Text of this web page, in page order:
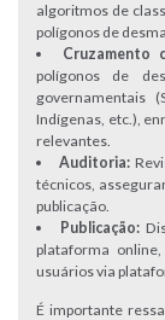
algoritmos de
polígonos de
Cruzamento
polígonos de
governamentais
Indígenas, etc.),
relevantes.
Auditoria:
técnicos,
publicação.
Publicação:
plataforma
usuários via
É importante